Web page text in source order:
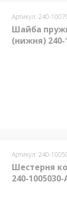
Артикул: 240-
Шайба
(нижня) 240-
Артикул: 240-
Шестерня
240-1005030-